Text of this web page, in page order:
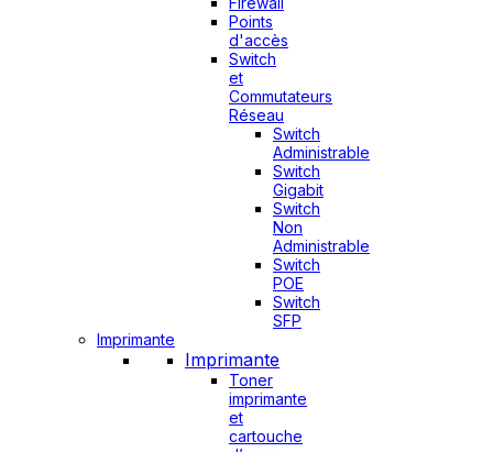
Points
d'accès
Switch
et
Commutateurs
Réseau
Switch
Administrable
Switch
Gigabit
Switch
Non
Administrable
Switch
POE
Switch
SFP
Imprimante
Imprimante
Toner
imprimante
et
cartouche